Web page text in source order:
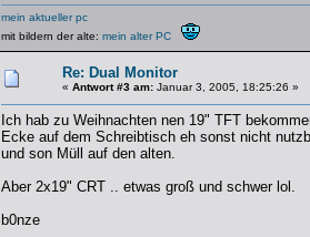
mein aktueller pc
mit bildern der alte: mein alter PC
Re: Dual Monitor
« Antwort #3 am: Januar 3, 2005, 18:25:26 »
Ich hab zu Weihnachten nen 19" TFT
Ecke auf dem Schreibtisch eh sonst nicht
und son Müll auf den alten.
Aber 2x19" CRT .. etwas groß und schwer lol.
b0nze